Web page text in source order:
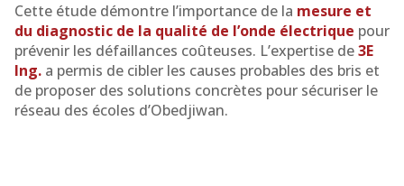
Cette étude démontre l’importance de la mesure et
du diagnostic de la qualité de l’onde électrique pour
prévenir les défaillances coûteuses. L’expertise de3E
Ing. a permis de cibler les causes probables des bris et
de proposer des solutions concrètes pour sécuriser le
réseau des écoles d’Obedjiwan.